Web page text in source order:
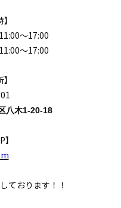
～17:00
～17:00
八木1-20-18
】
ております！！